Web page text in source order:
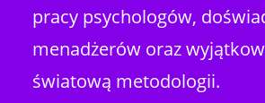
pracy psychologów,
menadżerów oraz
światową metodologii.